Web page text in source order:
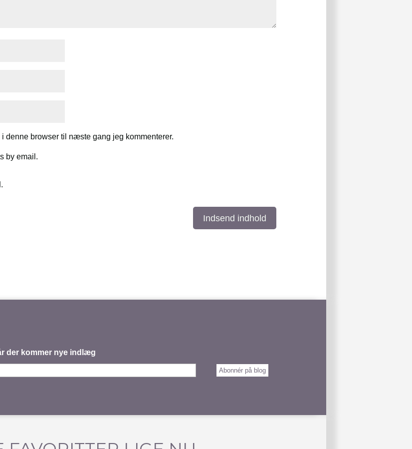
denne browser til næste gang jeg kommenterer.
by email.
Indsend indhold
der kommer nye indlæg
Abonnér på blog